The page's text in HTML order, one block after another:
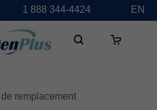
1888344-4424 EN